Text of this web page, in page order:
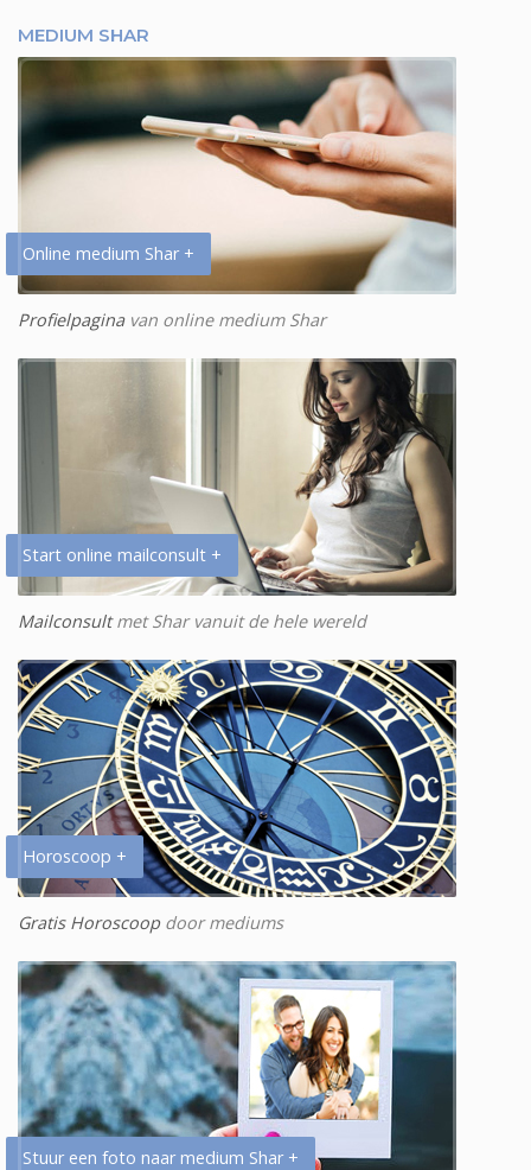
MEDIUM SHAR
Online medium Shar +
Profielpaginavan online medium Shar
Start online mailconsult +
Mailconsultmet Shar vanuit de hele wereld
Horoscoop +
Gratis Horoscoopdoor mediums
Stuur een foto naar medium Shar +